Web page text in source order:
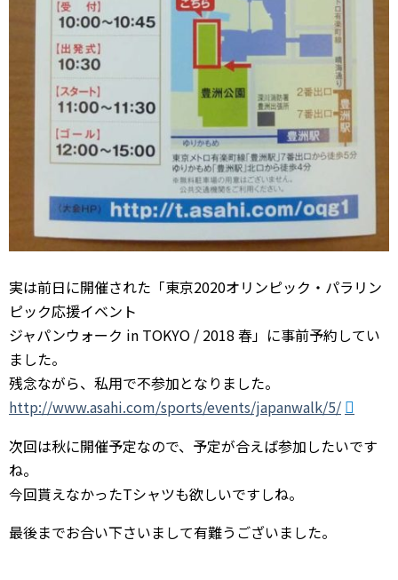
実は前日に開催された「東京2020オリンピック・パラリン
ピック応援イベント
ジャパンウォーク in TOKYO / 2018 春」に事前予約してい
ました。
残念ながら、私用で不参加となりました。
http://www.asahi.com/sports/events/japanwalk/5/
次回は秋に開催予定なので、予定が合えば参加したいです
ね。
今回貰えなかったTシャツも欲しいですしね。
最後までお合い下さいまして有難うございました。